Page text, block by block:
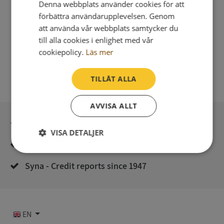
Syna - Credit reports since 1947
EN
Denna webbplats använder cookies för att
förbättra användarupplevelsen. Genom
att använda vår webbplats samtycker du
till alla cookies i enlighet med vår
cookiepolicy. Läs mer
TILLÅT ALLA
AVVISA ALLT
VISA DETALJER
Strikt
nödvändigt
Prestanda Inriktning